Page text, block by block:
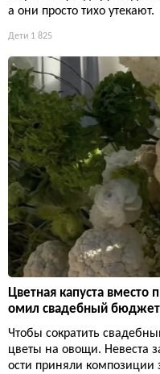
а они просто тихо утекают.
Дети 1 825
Цветная капуста вместо
омил свадебный бюджет
Чтобы сократить
цветы на овощи. Невеста
ости приняли композиции